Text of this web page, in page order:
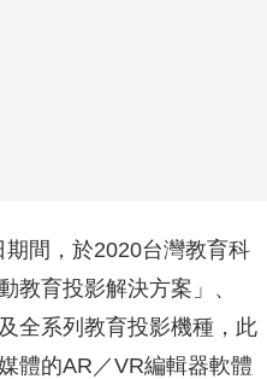
間，於2020台灣教育科
教育投影解決方案」、
全系列教育投影機種，此
體的AR／VR編輯器軟體